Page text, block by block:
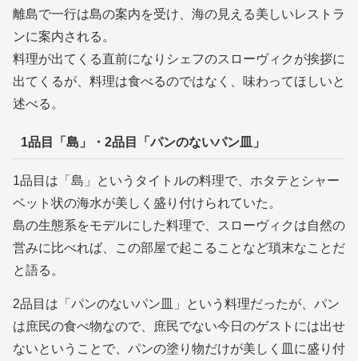
離島で一行は島の案内を受け、海の見える美しいレストラ
ンに案内される。
料理が出てくる直前になりシェフのスローヴィクが挨拶に
出てくるが、料理は食べるのではなく、味わってほしいと
述べる。
1品目「島」・2品目「パンのないパン皿」
1品目は「島」というタイトルの料理で、ホタテとシャー
ベット状の海水が美しく盛り付けられていた。
島の生態系をモデルにした料理で、スローヴィクは自然の
営みに比べれば、この部屋で起こることなど瑣末なことだ
と語る。
2品目は「パンのないパン皿」という料理だったが、パン
は庶民の食べ物なので、庶民でない今日のゲストには出せ
ないということで、パンの塗り物だけが美しく皿に盛り付